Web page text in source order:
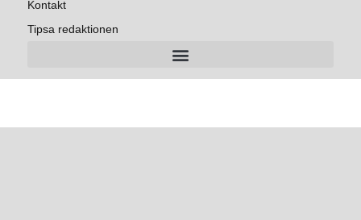
Kontakt
Tipsa redaktionen